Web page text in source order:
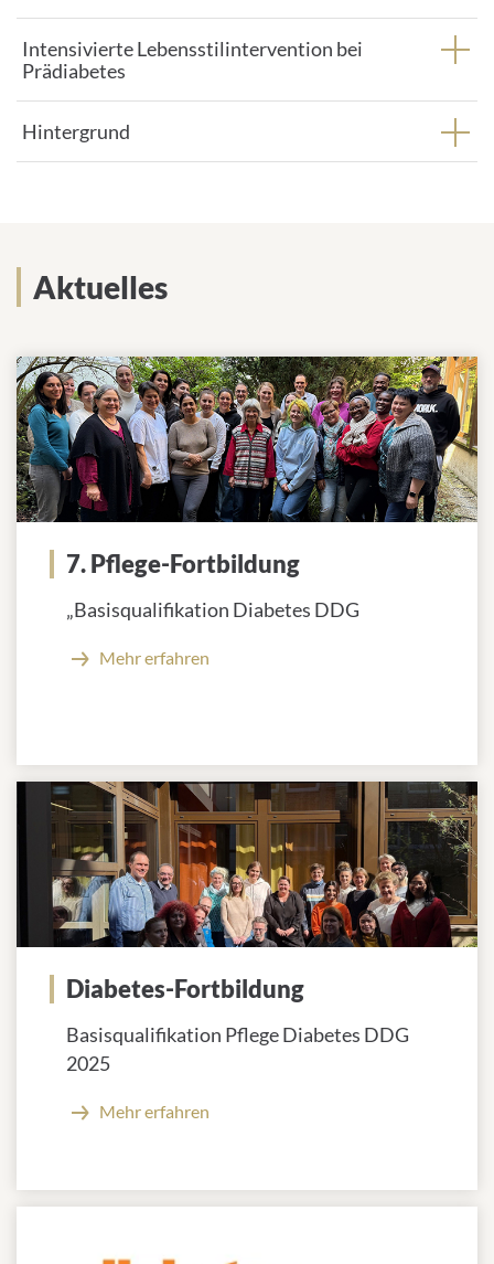
Intensivierte Lebensstilintervention bei
Prädiabetes
Hintergrund
Aktuelles
7. Pflege-Fortbildung
„Basisqualifikation Diabetes DDG
Mehr erfahren
Diabetes-Fortbildung
Basisqualifikation Pflege Diabetes DDG
2025
Mehr erfahren